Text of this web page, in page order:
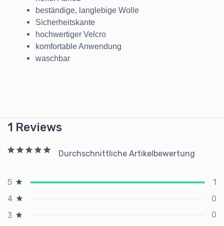
beständige, langlebige Wolle
Sicherheitskante
hochwertiger Velcro
komfortable Anwendung
waschbar
1 Reviews
Durchschnittliche Artikelbewertung
5
1
4
0
3
0